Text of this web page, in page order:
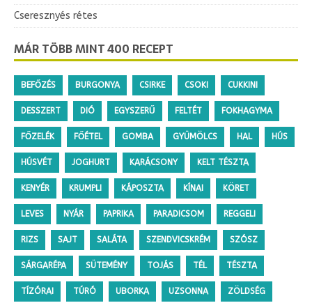
Cseresznyés rétes
MÁR TÖBB MINT 400 RECEPT
BEFŐZÉS BURGONYA CSIRKE CSOKI CUKKINI
DESSZERT DIÓ EGYSZERŰ FELTÉT FOKHAGYMA
FŐZELÉK FŐÉTEL GOMBA GYÜMÖLCS HAL HÚS
HÚSVÉT JOGHURT KARÁCSONY KELT TÉSZTA
KENYÉR KRUMPLI KÁPOSZTA KÍNAI KÖRET
LEVES NYÁR PAPRIKA PARADICSOM REGGELI
RIZS SAJT SALÁTA SZENDVICSKRÉM SZÓSZ
SÁRGARÉPA SÜTEMÉNY TOJÁS TÉL TÉSZTA
TÍZÓRAI TÚRÓ UBORKA UZSONNA ZÖLDSÉG